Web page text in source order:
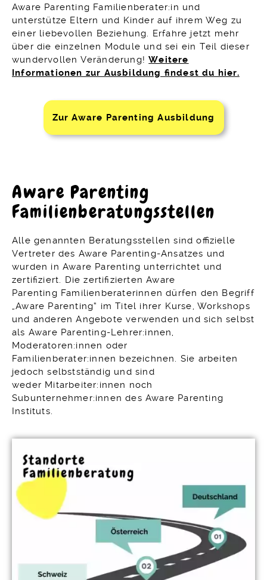
Aware Parenting Familienberater:in und
unterstütze Eltern und Kinder auf ihrem Weg zu
einer liebevollen Beziehung. Erfahre jetzt mehr
über die einzelnen Module und sei ein Teil dieser
wundervollen Veränderung!Weitere
Informationen zur Ausbildung findest du hier.
Zur Aware Parenting Ausbildung
Aware Parenting
Familienberatungsstellen
Alle genannten Beratungsstellen sind offizielle
Vertreter des Aware Parenting-Ansatzes und
wurden in Aware Parenting unterrichtet und
zertifiziert. Die zertifizierten Aware
Parenting Familienberaterinnen dürfen den Begriff
„Aware Parenting“ im Titel ihrer Kurse, Workshops
und anderen Angebote verwenden und sich selbst
als Aware Parenting-Lehrer:innen,
Moderatoren:innen oder
Familienberater:innen bezeichnen. Sie arbeiten
jedoch selbstständig und sind
weder Mitarbeiter:innen noch
Subunternehmer:innen des Aware Parenting
Instituts.